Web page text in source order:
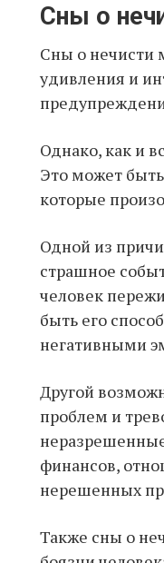
Сны о
Сны о нечисти
удивления и
Однако, как и
Это может
которые
Одной из
страшное
человек
быть его
негативными
Другой
проблем и
финансов,
нерешенных
Также сны о